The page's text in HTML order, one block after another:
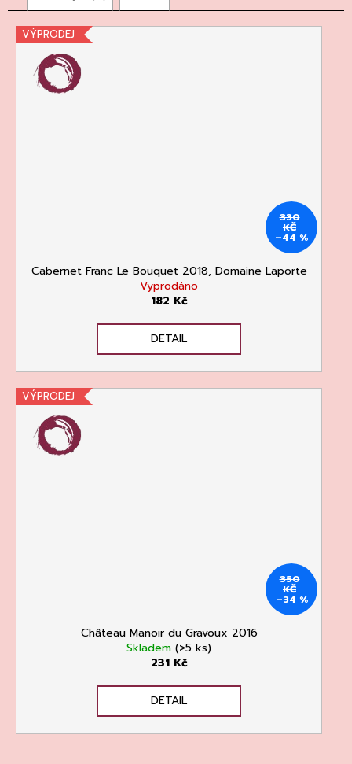
VÝPRODEJ
330
KČ
–44 %
Cabernet Franc Le Bouquet 2018, Domaine Laporte
Vyprodáno
182 Kč
DETAIL
VÝPRODEJ
350
KČ
–34 %
Château Manoir du Gravoux 2016
Skladem (>5 ks)
231 Kč
DETAIL
253
Kč
Původně:
335